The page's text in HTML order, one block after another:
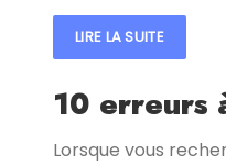
LIRE LA SUITE
10 erreurs
Lorsque vous